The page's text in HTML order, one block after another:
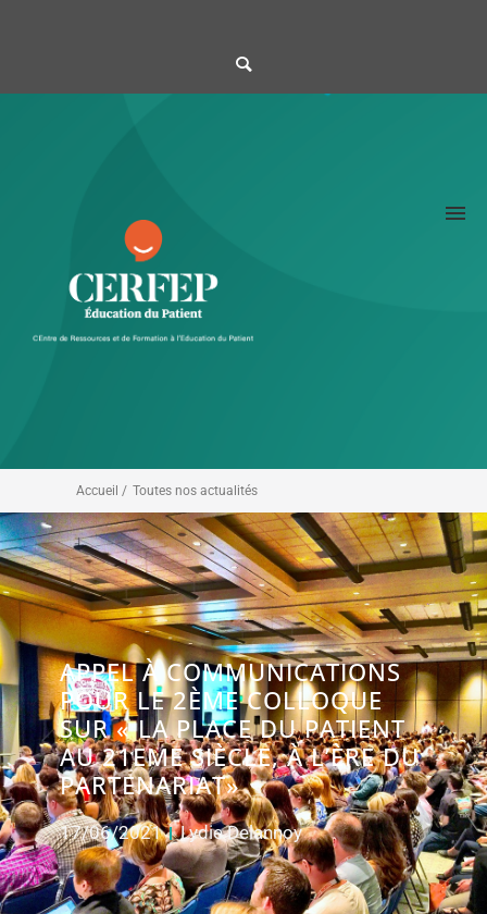
Accueil / Toutes nos actualités
APPEL À COMMUNICATIONS
POUR LE 2ÈME COLLOQUE
SUR « LA PLACE DU PATIENT
AU 21EME SIÈCLE, À L’ÈRE DU
PARTENARIAT»
17/06/2021 Lydie Delannoy